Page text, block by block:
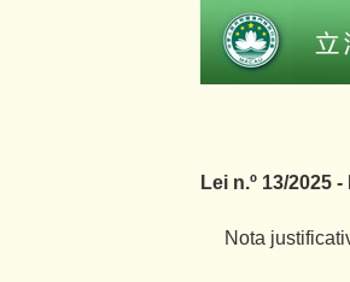
Lei n.º 13/2025
Nota